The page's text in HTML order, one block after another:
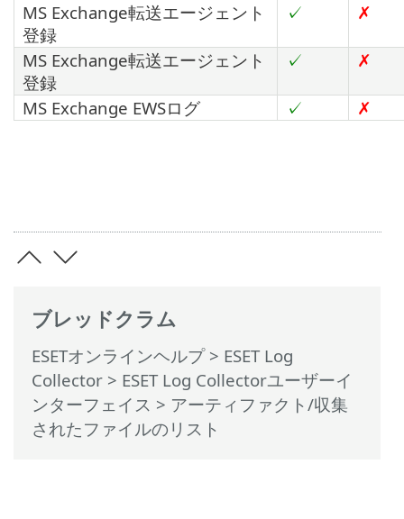
ブレッドクラム
ESETオンラインヘルプ> ESET Log
Collector > ESET Log Collectorユーザーイ
ンターフェイス > アーティファクト/収集
されたファイルのリスト
MS Exchange転送エージェント
登録
✓ ✗
MS Exchange転送エージェント
登録
✓ ✗
MS Exchange EWSログ ✓ ✗